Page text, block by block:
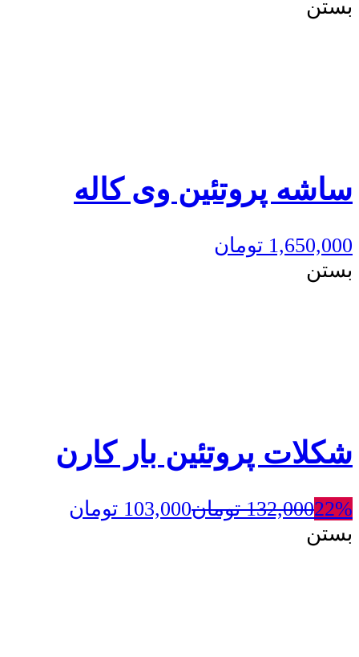
بستن
ساشه پروتئین وی کاله
1,650,000 تومان
بستن
شکلات پروتئین بار کارن
22%
132,000 تومان103,000 تومان
بستن